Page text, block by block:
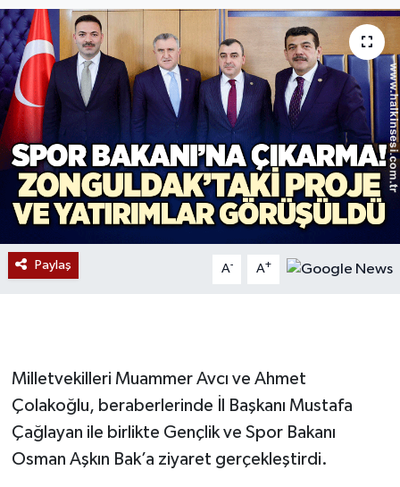
Paylaş A- A+
Milletvekilleri Muammer Avcı ve Ahmet
Çolakoğlu, beraberlerinde İl Başkanı Mustafa
Çağlayan ile birlikte Gençlik ve Spor Bakanı
Osman Aşkın Bak’a ziyaret gerçekleştirdi.
Bolu
ÇEVRE
BİLİM VE TEKNOLOJİ
DUNYA
Düzce
Eğitim
Gökçebey
GÜNDEM